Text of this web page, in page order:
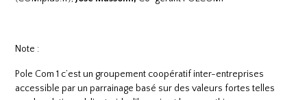
Note :
Pole Com 1 c’est un groupement coopératif inter-entreprises
accessible par un parrainage basé sur des valeurs fortes telles